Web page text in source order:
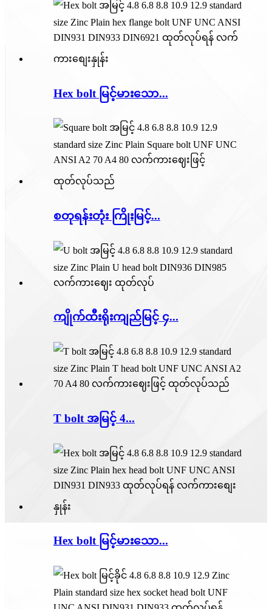
Hex bolt မြင့်​မား​သော...
စတုရန်းတုံး ကြိုးမြင့်...
ကျိုက်ထီးရိုးကျည်မြင့် ၄...
T bolt အမြင့် 4...
Hex bolt မြင့်​မား​သော...